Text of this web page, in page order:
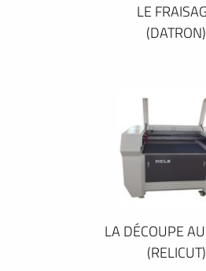
LE
(DATRON)
LA DÉCOUPE
(RELICUT)